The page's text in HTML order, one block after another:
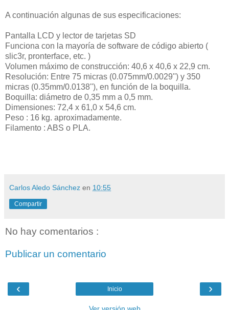
A continuación algunas de sus especificaciones:
Pantalla LCD y lector de tarjetas SD
Funciona con la mayoría de software de código abierto (
slic3r, pronterface, etc. )
Volumen máximo de construcción: 40,6 x 40,6 x 22,9 cm.
Resolución: Entre 75 micras (0.075mm/0.0029'') y 350
micras (0.35mm/0.0138''), en función de la boquilla.
Boquilla: diámetro de 0,35 mm a 0,5 mm.
Dimensiones: 72,4 x 61,0 x 54,6 cm.
Peso : 16 kg. aproximadamente.
Filamento : ABS o PLA.
Carlos Aledo Sánchez en 10:55
Compartir
No hay comentarios :
Publicar un comentario
‹ ›
Inicio